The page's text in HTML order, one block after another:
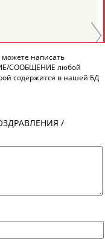
ИЗ МИРА
ШАХОВ
написать
СООБЩЕНИЕ любой
содержится в нашей БД
/